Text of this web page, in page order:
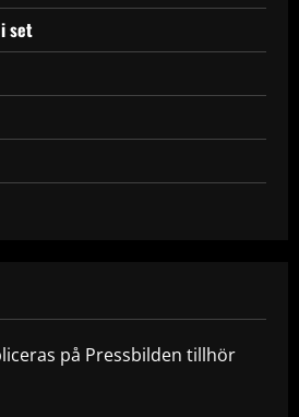
set
på Pressbilden tillhör